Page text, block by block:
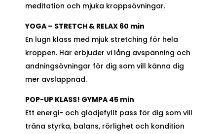
meditation och mjuka kroppsövningar.
YOGA – STRETCH & RELAX 60 min
En lugn klass med mjuk stretching för hela
kroppen. Här erbjuder vi lång avspänning och
andningsövningar för dig som vill känna dig
mer avslappnad.
POP-UP KLASS! GYMPA 45 min
Ett energi- och glädjefyllt pass för dig som vill
träna styrka, balans, rörlighet och kondition